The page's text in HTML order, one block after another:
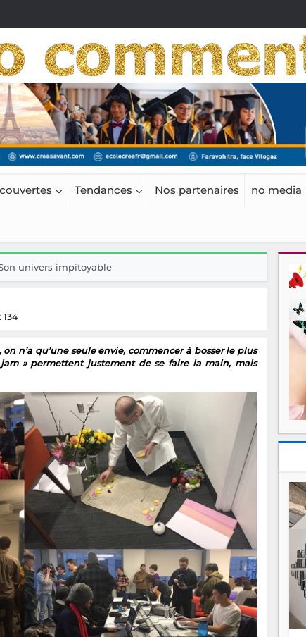
Tendances Nos partenaires no media
univers impitoyable
134
n’a qu’une seule envie, commencer à bosser le plus
» permettent justement de se faire la main, mais